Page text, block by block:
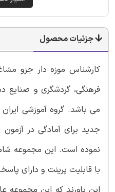
جزئیات محصول
کارشناس موزه دار جزو
فرهنگی، گردشگری و صنایع
می باشد. گروه آموزشی
جدید برای آمادگی در
نموده است. این مجموعه
با قابلیت پرینت و دارای